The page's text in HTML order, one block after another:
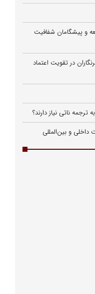
و پیشگامان شفافیت
در تقویت اعتماد
ترجمه ناتی نیاز دارند؟
داخلی و بین‌المللی